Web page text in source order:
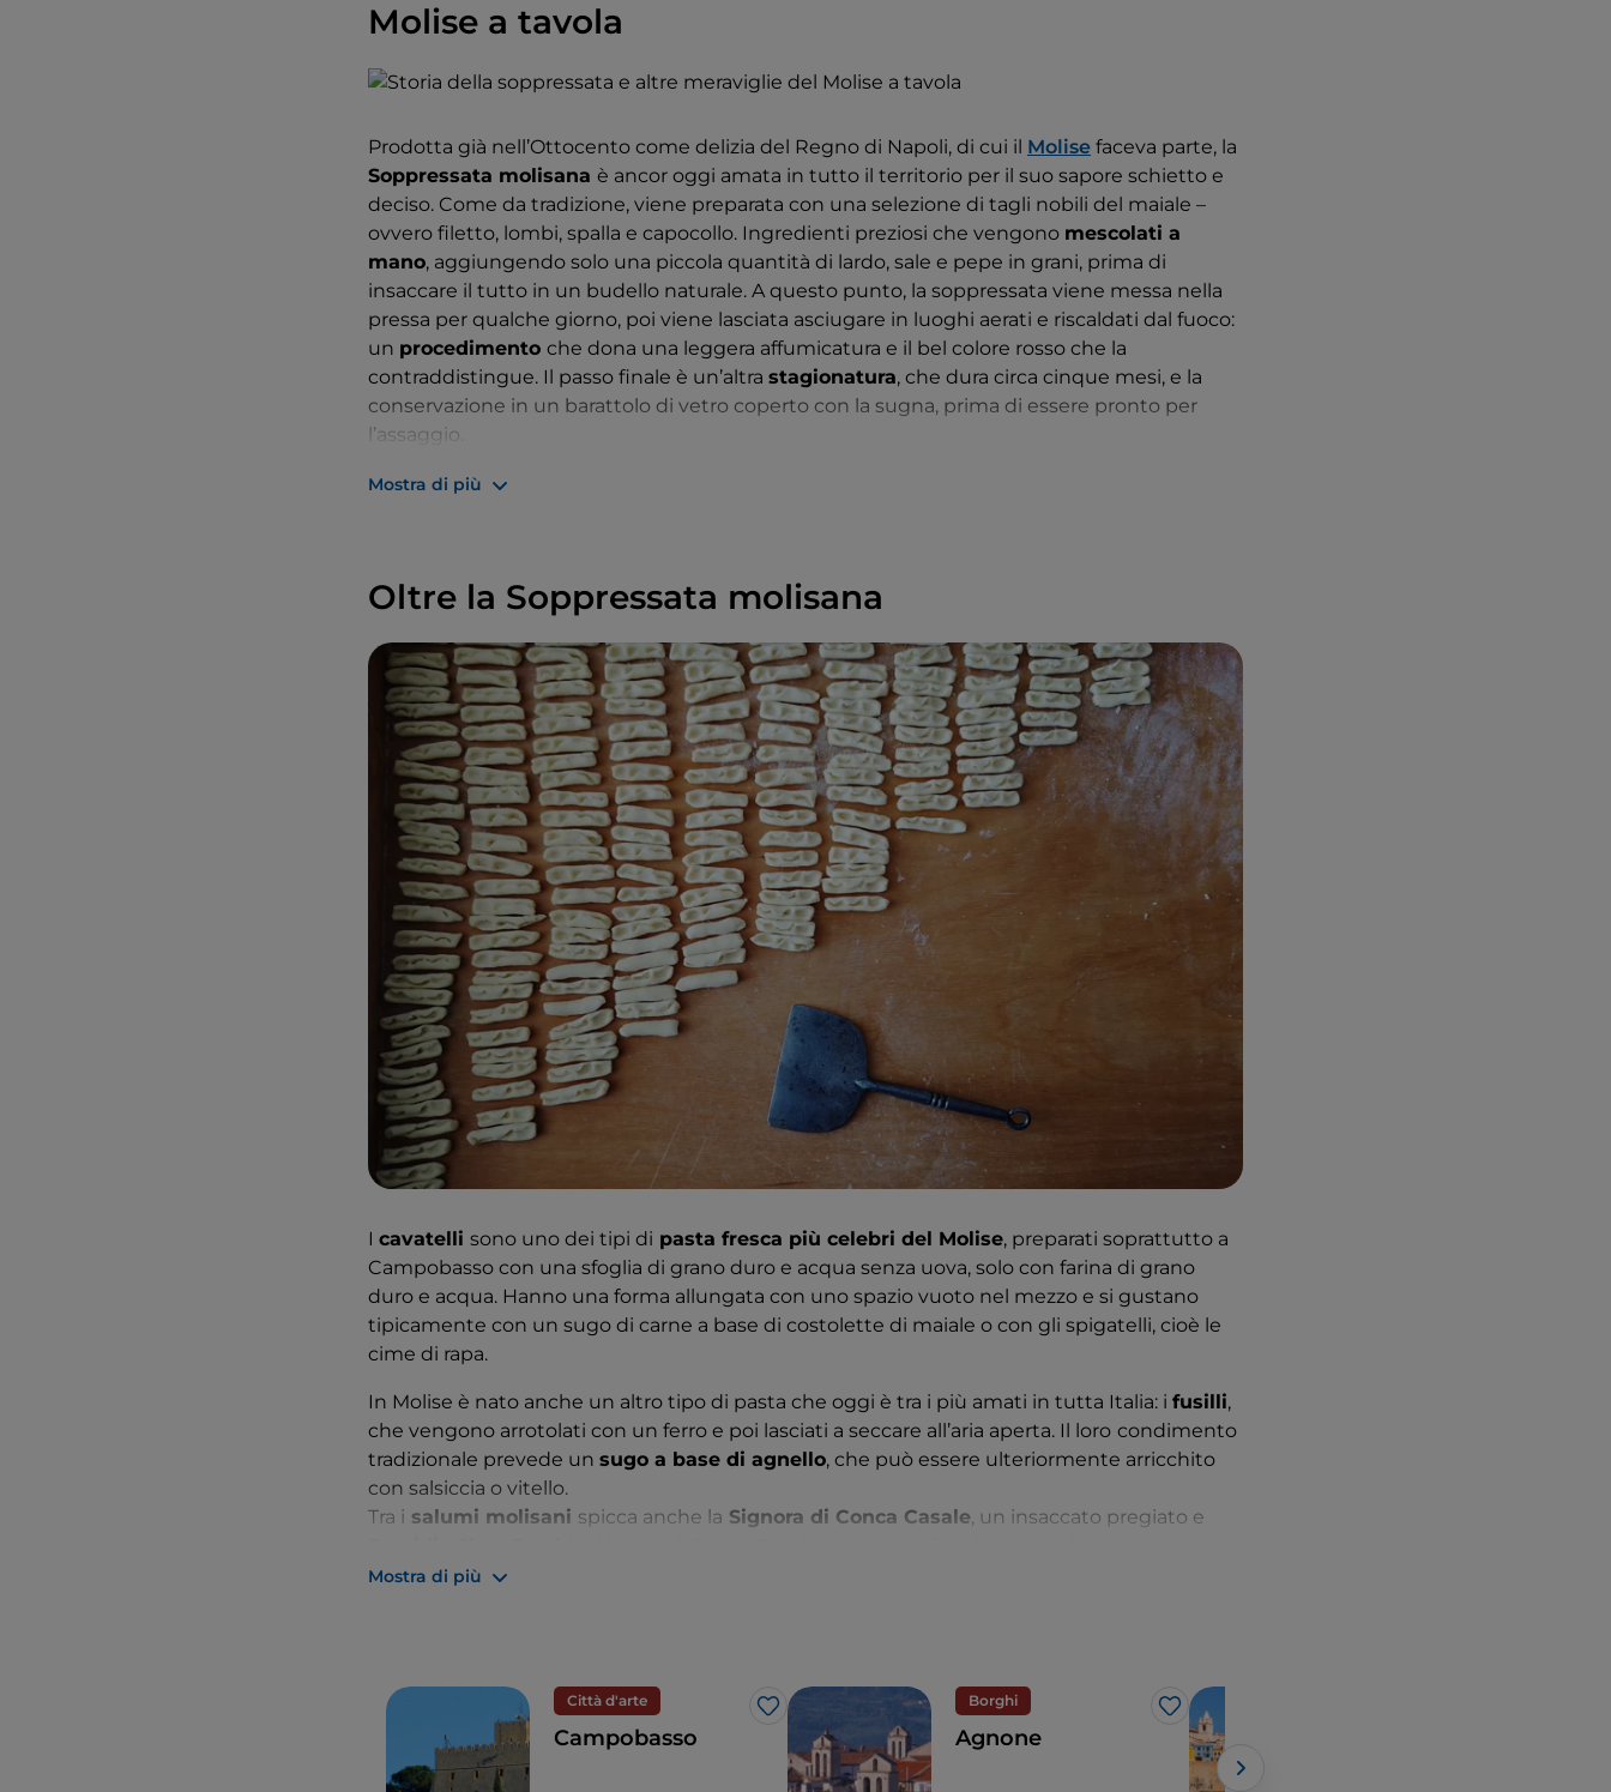
Molise a tavola
Prodotta già nell’Ottocento come delizia del Regno di Napoli, di cui il Molise faceva parte, la
Soppressata molisana è ancor oggi amata in tutto il territorio per il suo sapore schietto e
deciso. Come da tradizione, viene preparata con una selezione di tagli nobili del maiale –
ovvero filetto, lombi, spalla e capocollo. Ingredienti preziosi che vengono mescolati a
mano, aggiungendo solo una piccola quantità di lardo, sale e pepe in grani, prima di
insaccare il tutto in un budello naturale. A questo punto, la soppressata viene messa nella
pressa per qualche giorno, poi viene lasciata asciugare in luoghi aerati e riscaldati dal fuoco:
un procedimento che dona una leggera affumicatura e il bel colore rosso che la
contraddistingue. Il passo finale è un’altra stagionatura, che dura circa cinque mesi, e la
conservazione in un barattolo di vetro coperto con la sugna, prima di essere pronto per
l’assaggio.
La Soppressata molisana rimane solida al taglio ma si scioglie in bocca: è squisita da
Mostra di più
Oltre la Soppressata molisana
I cavatelli sono uno dei tipi di pasta fresca più celebri del Molise, preparati soprattutto a
Campobasso con una sfoglia di grano duro e acqua senza uova, solo con farina di grano
duro e acqua. Hanno una forma allungata con uno spazio vuoto nel mezzo e si gustano
tipicamente con un sugo di carne a base di costolette di maiale o con gli spigatelli, cioè le
cime di rapa.
In Molise è nato anche un altro tipo di pasta che oggi è tra i più amati in tutta Italia: i fusilli,
che vengono arrotolati con un ferro e poi lasciati a seccare all’aria aperta. Il loro condimento
tradizionale prevede un sugo a base di agnello, che può essere ulteriormente arricchito
con salsiccia o vitello.
Tra i salumi molisani spicca anche la Signora di Conca Casale, un insaccato pregiato e
salume che, come si evince dal nome, era destinato alle persone più abbienti, e per farlo
Non mancano i formaggi, come il caciocavallo di Agnone, che viene prodotto ad Agnone
dai tempi della Magna Grecia; oppure la
Treccia di Santa Croce di Magliano
, un formaggio
a pasta filata che ha l’aspetto di un grande nastro intrecciato e che si prepara durante la
Mostra di più
Città d'arte
Like
Campobasso
Borghi
Like
Agnone